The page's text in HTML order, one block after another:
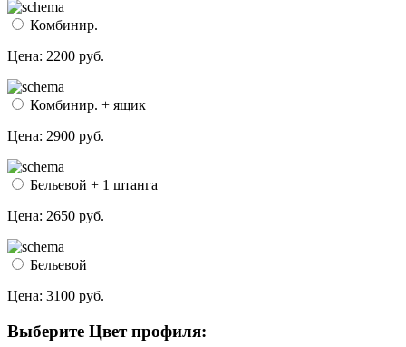
Комбинир.
Цена: 2200 руб.
Комбинир. + ящик
Цена: 2900 руб.
Бельевой + 1 штанга
Цена: 2650 руб.
Бельевой
Цена: 3100 руб.
Выберите Цвет профиля: